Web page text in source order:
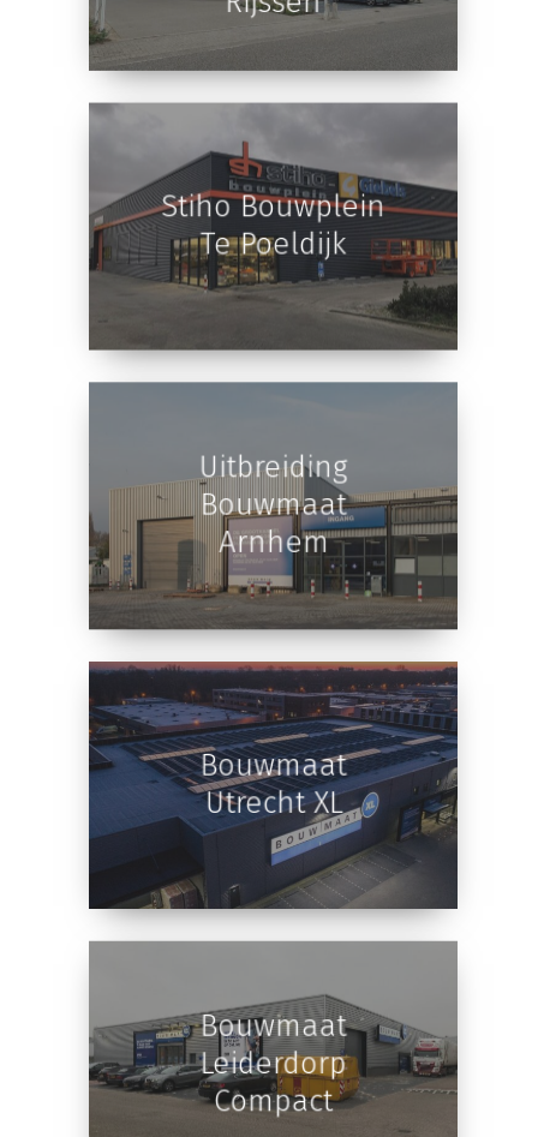
Kantoor En
Bedrijfshal Te
Rijssen
Stiho Bouwplein
Te Poeldijk
Uitbreiding
Bouwmaat
Arnhem
Bouwmaat
Utrecht XL